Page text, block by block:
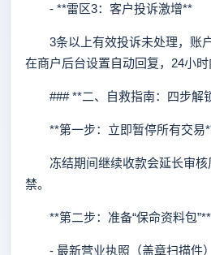
- **雷区3：客户投诉激增**
3条以上有效投诉未处理，账
在商户后台设置自动回复，24小时
### **二、自救指南：四步解
**第一步：立即暂停所有交易
冻结期间继续收款会延长审核
禁。
**第二步：准备“保命资料包”**
- 最新营业执照（盖章扫描件）